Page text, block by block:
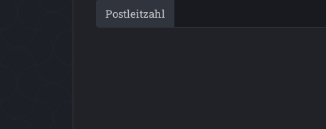
Postleitzahl